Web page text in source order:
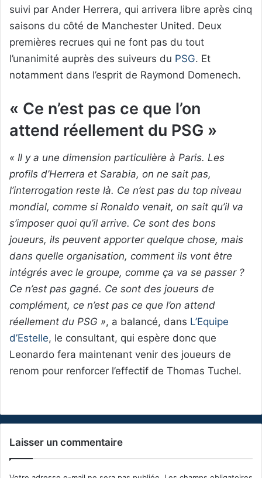
suivi par Ander Herrera, qui arrivera libre après cinq
saisons du côté de Manchester United. Deux
premières recrues qui ne font pas du tout
l’unanimité auprès des suiveurs du PSG. Et
notamment dans l’esprit de Raymond Domenech.
« Ce n’est pas ce que l’on
attend réellement du PSG »
« Il y a une dimension particulière à Paris. Les
profils d’Herrera et Sarabia, on ne sait pas,
l’interrogation reste là. Ce n’est pas du top niveau
mondial, comme si Ronaldo venait, on sait qu’il va
s’imposer quoi qu’il arrive. Ce sont des bons
joueurs, ils peuvent apporter quelque chose, mais
dans quelle organisation, comment ils vont être
intégrés avec le groupe, comme ça va se passer ?
Ce n’est pas gagné. Ce sont des joueurs de
complément, ce n’est pas ce que l’on attend
réellement du PSG », a balancé, dans L’Equipe
d’Estelle, le consultant, qui espère donc que
Leonardo fera maintenant venir des joueurs de
renom pour renforcer l’effectif de Thomas Tuchel.
Laisser un commentaire